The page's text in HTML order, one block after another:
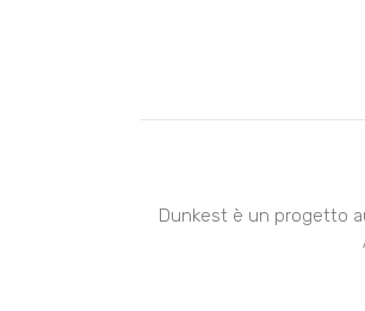
Dunkest è un progetto